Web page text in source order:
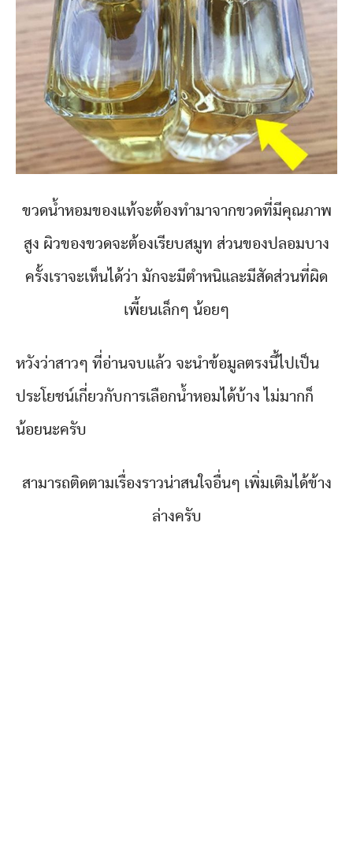
ขวดน้ำหอมของแท้จะต้องทำมาจากขวดที่มีคุณภาพ
สูง ผิวของขวดจะต้องเรียบสมูท ส่วนของปลอมบาง
ครั้งเราจะเห็นได้ว่า มักจะมีตำหนิและมีสัดส่วนที่ผิด
เพี้ยนเล็กๆ น้อยๆ
หวังว่าสาวๆ ที่อ่านจบแล้ว จะนำข้อมูลตรงนี้ไปเป็น
ประโยชน์เกี่ยวกับการเลือกน้ำหอมได้บ้าง ไม่มากก็
น้อยนะครับ
สามารถติดตามเรื่องราวน่าสนใจอื่นๆ เพิ่มเติมได้ข้าง
ล่างครับ